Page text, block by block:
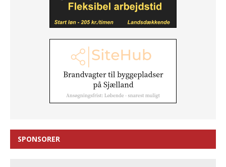
SPONSORER